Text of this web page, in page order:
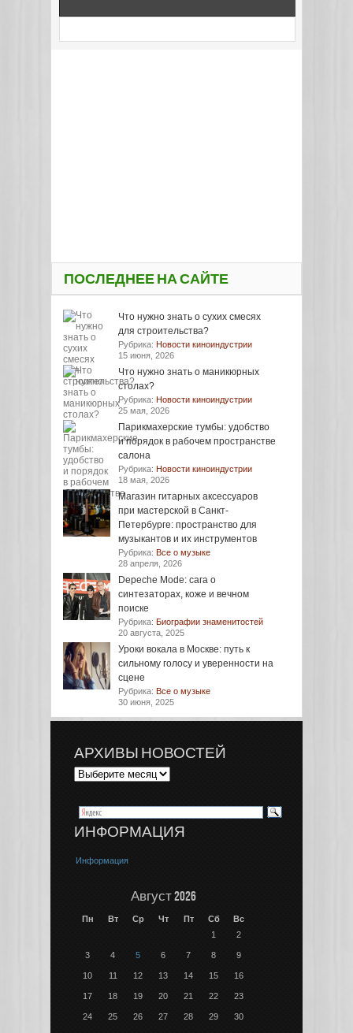
ПОСЛЕДНЕЕ НА САЙТЕ
Что нужно знать о сухих смесях
для строительства?
Рубрика: Новости киноиндустрии
15 июня, 2026
Что нужно знать о маникюрных
столах?
Рубрика: Новости киноиндустрии
25 мая, 2026
Парикмахерские тумбы: удобство
и порядок в рабочем пространстве
салона
Рубрика: Новости киноиндустрии
18 мая, 2026
Магазин гитарных аксессуаров
при мастерской в Санкт-
Петербурге: пространство для
музыкантов и их инструментов
Рубрика: Все о музыке
28 апреля, 2026
Depeche Mode: сага о
синтезаторах, коже и вечном
поиске
Рубрика: Биографии знаменитостей
20 августа, 2025
Уроки вокала в Москве: путь к
сильному голосу и уверенности на
сцене
Рубрика: Все о музыке
30 июня, 2025
АРХИВЫ НОВОСТЕЙ
ИНФОРМАЦИЯ
Информация
Август 2026
Пн Вт Ср Чт Пт Сб
Вс
1
2
3 4 5 6 7 8 9
10 11 12 13 14 15 16
17 18 19 20 21 22 23
24 25 26 27 28 29 30